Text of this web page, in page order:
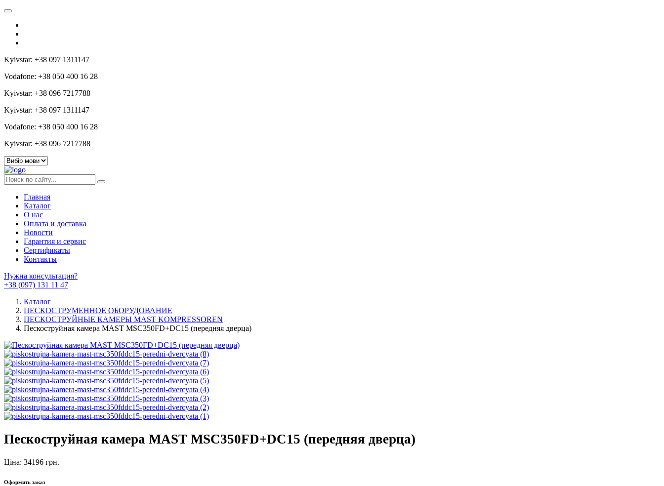
Kyivstar: +38 097 1311147
Vodafone: +38 050 400 16 28
Kyivstar: +38 096 7217788
Kyivstar: +38 097 1311147
Vodafone: +38 050 400 16 28
Kyivstar: +38 096 7217788
Главная
Каталог
О нас
Оплата и доставка
Новости
Гарантия и сервис
Сертификаты
Контакты
Нужна консультация?
+38 (097) 131 11 47
Каталог
ПЕСКОСТРУМЕННОЕ ОБОРУДОВАНИЕ
ПЕСКОСТРУЙНЫЕ КАМЕРЫ MAST KOMPRESSOREN
Пескоструйная камера MAST MSC350FD+DC15 (передняя дверца)
Пескоструйная камера MAST MSC350FD+DC15 (передняя дверца)
Ціна: 34196 грн.
Оформить заказ